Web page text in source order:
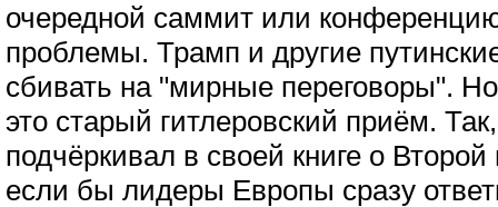
очередной саммит или
проблемы. Трамп и другие
сбивать на "мирные переговоры".
это старый гитлеровский приём.
подчёркивал в своей книге о
если бы лидеры Европы сразу